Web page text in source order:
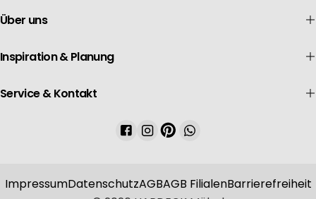
Über uns
Inspiration & Planung
Service & Kontakt
Facebook
Instagram
PinterestWhatsApp
ImpressumDatenschutzAGBAGB FilialenBarrierefreiheit